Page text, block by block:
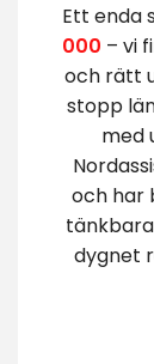
Ett enda
000 – vi
och rätt
stopp
med
och har
dygnet